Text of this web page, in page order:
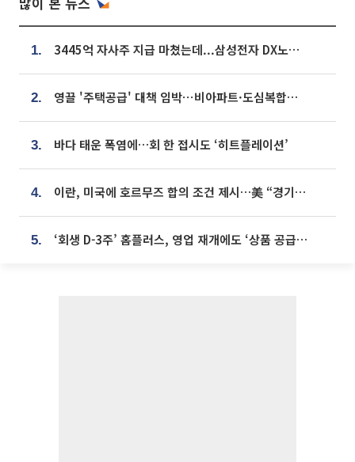
1. 3445억 자사주 지급 마쳤는데...삼성전자 DX노조, 뒤늦은 '떼쓰기 집회'
2. 영끌 '주택공급' 대책 임박⋯비아파트·도심복합까지 총동원
3. 바다 태운 폭염에…회 한 접시도 ‘히트플레이션’
4. 이란, 미국에 호르무즈 합의 조건 제시…美 “경기 아직 안 끝나” [종합]
5. ‘회생 D-3주’ 홈플러스, 영업 재개에도 ‘상품 공급망’ 복구가 생존 관건